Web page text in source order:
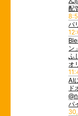
配
パ
ン
ふ
オ
AI
ド
パ